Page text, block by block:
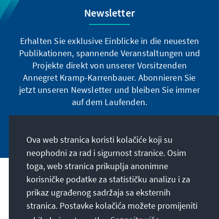
Newsletter
Erhalten Sie exklusive Einblicke in die neuesten
Publikationen, spannende Veranstaltungen und
Projekte direkt von unserer Vorsitzenden
Annegret Kramp-Karrenbauer. Abonnieren Sie
jetzt unseren Newsletter und bleiben Sie immer
auf dem Laufenden.
Naša misija
Kontakt
Ova web stranica koristi kolačiće koji su
neophodni za rad i sigurnost stranice. Osim
toga, web stranica prikuplja anonimne
korisničke podatke za statističku analizu i za
prikaz ugrađenog sadržaja sa eksternih
stranica. Postavke kolačića možete promijeniti